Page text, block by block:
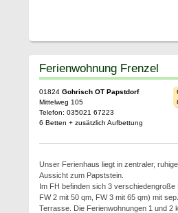
Ferienwohnung Frenzel
01824 Gohrisch OT Papstdorf
Mittelweg 105
Telefon: 035021 67223
6 Betten + zusätzlich Aufbettung
Unser Ferienhaus liegt in zentraler,
Aussicht zum Papststein.
Im FH befinden sich 3 verschiedengroße
FW 2 mit 50 qm, FW 3 mit 65 qm) mit
Terrasse. Die Ferienwohnungen 1 und 2